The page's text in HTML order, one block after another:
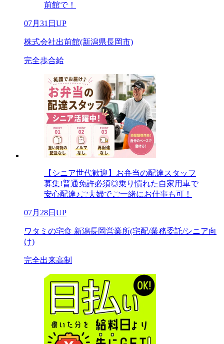
前館で！
07月31日UP
株式会社出前館(新潟県長岡市)
完全歩合給
【シニア世代歓迎】お弁当の配達スタッフ
募集!普通免許必須◎乗り慣れた自家用車で
安心配達♪ご夫婦でご一緒にお仕事も可！
07月28日UP
ワタミの宅食 新潟長岡営業所(宅配/業務委託/シニア向
け)
完全出来高制